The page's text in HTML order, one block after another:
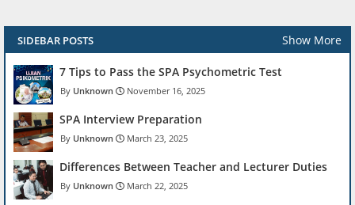
SIDEBAR POSTS Show More
7 Tips to Pass the SPA Psychometric Test
Unknown November 16, 2025
SPA Interview Preparation
Unknown March 23, 2025
Differences Between Teacher and Lecturer Duties
Unknown March 22, 2025